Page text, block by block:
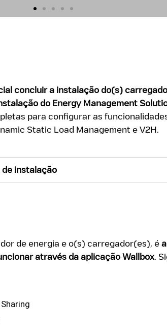
concluir a instalação do(s)
do Energy Management
para configurar as
Static Load Management e V2H.
de instalação
de energia e o(s) carregador(es), é
através da aplicação Wallbox.